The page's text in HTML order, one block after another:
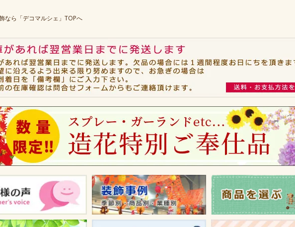
なら「デコマルシェ」TOPへ